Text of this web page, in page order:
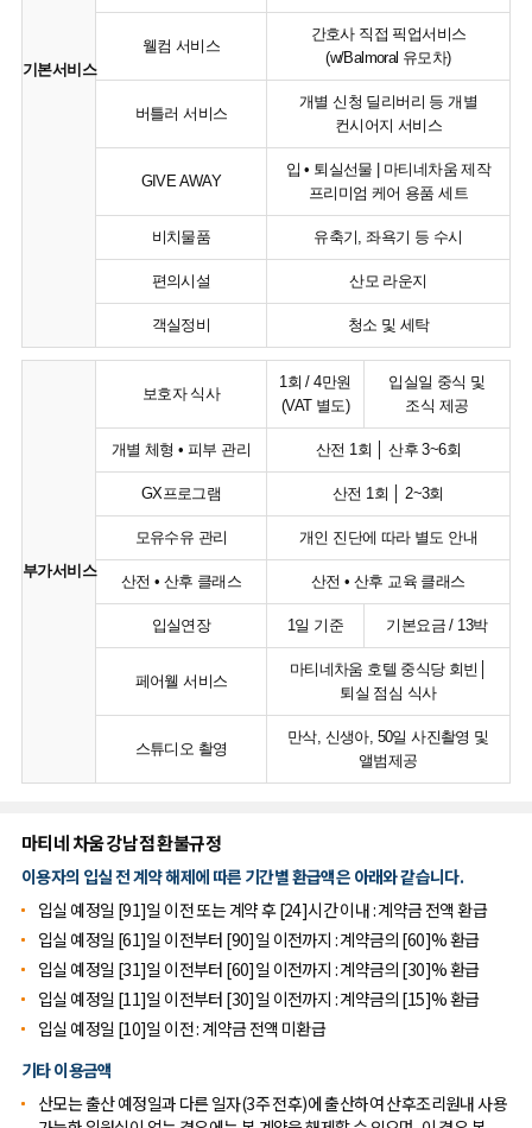
기본서비스
웰컴 서비스
간호사 직접 픽업서비스
(w/Balmoral 유모차)
버틀러 서비스
개별 신청 딜리버리 등 개별
컨시어지 서비스
GIVE AWAY
입 • 퇴실선물 | 마티네차움 제작
프리미엄 케어 용품 세트
비치물품 유축기, 좌욕기 등 수시
편의시설 산모 라운지
객실정비 청소 및 세탁
부가서비스
보호자 식사
1회 / 4만원
(VAT 별도)
입실일 중식 및
조식 제공
개별 체형 • 피부 관리 산전 1회 │ 산후 3~6회
GX프로그램 산전 1회 │ 2~3회
모유수유 관리 개인 진단에 따라 별도 안내
산전 • 산후 클래스 산전 • 산후 교육 클래스
입실연장 1일 기준 기본요금 / 13박
페어웰 서비스
마티네차움 호텔 중식당 회빈│
퇴실 점심 식사
스튜디오 촬영
만삭, 신생아, 50일 사진촬영 및
앨범제공
마티네 차움 강남점 환불규정
이용자의 입실 전 계약 해제에 따른 기간별 환급액은 아래와 같습니다.
입실 예정일 [91]일 이전 또는 계약 후 [24]시간 이내 : 계약금 전액 환급
입실 예정일 [61]일 이전부터 [90]일 이전까지 : 계약금의 [60]% 환급
입실 예정일 [31]일 이전부터 [60]일 이전까지 : 계약금의 [30]% 환급
입실 예정일 [11]일 이전부터 [30]일 이전까지 : 계약금의 [15]% 환급
입실 예정일 [10]일 이전 : 계약금 전액 미환급
기타 이용금액
산모는 출산 예정일과 다른 일자(3주 전후)에 출산하여 산후조리원내 사용